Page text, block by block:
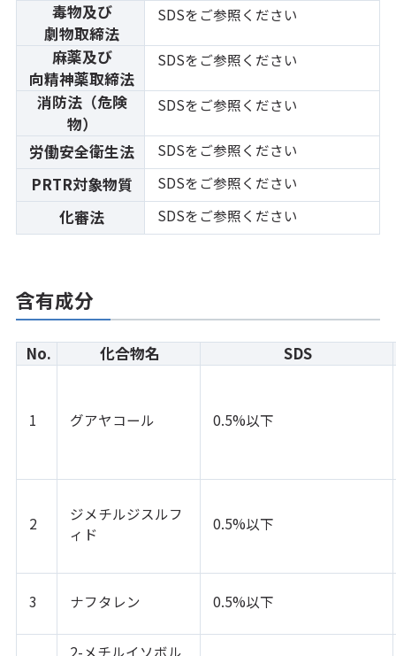
毒物及び
劇物取締法
SDSをご参照ください
麻薬及び
向精神薬取締法
SDSをご参照ください
消防法（危険
物）
SDSをご参照ください
労働安全衛生法 SDSをご参照ください
PRTR対象物質 SDSをご参照ください
化審法 SDSをご参照ください
含有成分
No. 化合物名 SDS
1 グアヤコール 0.5%以下
2
ジメチルジスルフ
ィド
0.5%以下
3 ナフタレン 0.5%以下
2-メチルイソボル